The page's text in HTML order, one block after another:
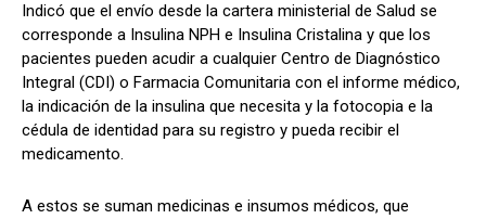
Indicó que el envío desde la cartera ministerial de Salud se
corresponde a Insulina NPH e Insulina Cristalina y que los
pacientes pueden acudir a cualquier Centro de Diagnóstico
Integral (CDI) o Farmacia Comunitaria con el informe médico,
la indicación de la insulina que necesita y la fotocopia e la
cédula de identidad para su registro y pueda recibir el
medicamento.
A estos se suman medicinas e insumos médicos, que